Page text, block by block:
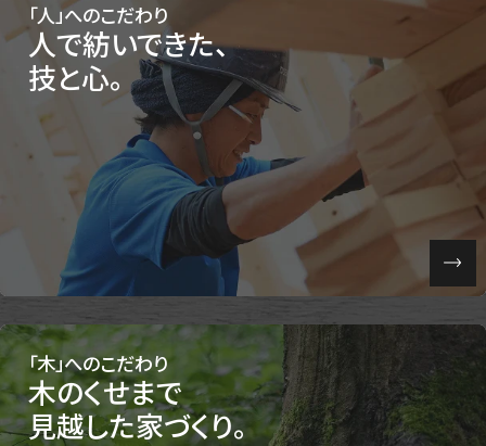
「人」へのこだわり
人で紡いできた、
技と心。
「木」へのこだわり
木のくせまで
見越した家づくり。